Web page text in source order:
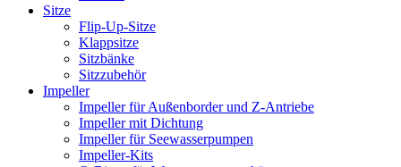
Sitze
Flip-Up-Sitze
Klappsitze
Sitzbänke
Sitzzubehör
Impeller
Impeller für Außenborder und Z-Antriebe
Impeller mit Dichtung
Impeller für Seewasserpumpen
Impeller-Kits